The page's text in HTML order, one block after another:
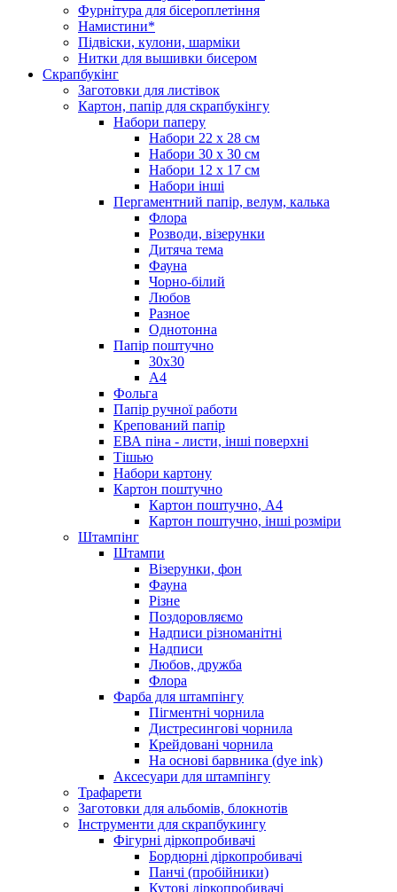
Фурнітура для бісероплетіння
Намистини*
Підвіски, кулони, шарміки
Нитки для вышивки бисером
Скрапбукінг
Заготовки для листівок
Картон, папір для скрапбукінгу
Набори паперу
Набори 22 х 28 см
Набори 30 х 30 см
Набори 12 х 17 см
Набори інші
Пергаментний папір, велум, калька
Флора
Розводи, візерунки
Дитяча тема
Фауна
Чорно-білий
Любов
Разное
Однотонна
Папір поштучно
30х30
А4
Фольга
Папір ручної работи
Крепований папір
ЕВА піна - листи, інші поверхні
Тішью
Набори картону
Картон поштучно
Картон поштучно, А4
Картон поштучно, інші розміри
Штампінг
Штампи
Візерунки, фон
Фауна
Різне
Поздоровляємо
Надписи різноманітні
Надписи
Любов, дружба
Флора
Фарба для штампінгу
Пігментні чорнила
Дистресингові чорнила
Крейдовані чорнила
На основі барвника (dye ink)
Аксесуари для штампінгу
Трафарети
Заготовки для альбомів, блокнотів
Інструменти для скрапбукингу
Фігурні діркопробивачі
Бордюрні діркопробивачі
Панчі (пробійники)
Кутові діркопробивачі